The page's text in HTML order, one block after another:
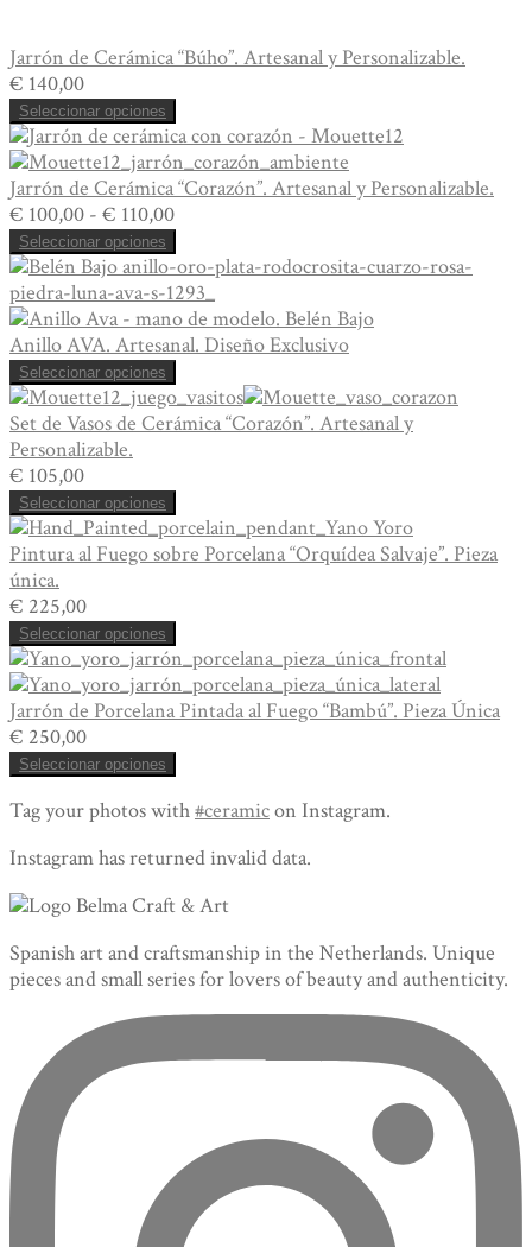
Jarrón de Cerámica “Búho”. Artesanal y Personalizable.
€ 140,00
Seleccionar opciones
Jarrón de Cerámica “Corazón”. Artesanal y Personalizable.
€ 100,00 - € 110,00Rango
de
precios:
desde
€ 100,00
hasta
€ 110,00
Seleccionar opciones
Anillo AVA. Artesanal. Diseño Exclusivo
Seleccionar opciones
Set de Vasos de Cerámica “Corazón”. Artesanal y
Personalizable.
€ 105,00
Seleccionar opciones
Pintura al Fuego sobre Porcelana “Orquídea Salvaje”. Pieza
única.
€ 225,00
Seleccionar opciones
Jarrón de Porcelana Pintada al Fuego “Bambú”. Pieza Única
€ 250,00
Seleccionar opciones
Tag your photos with#ceramicon Instagram.
Instagram has returned invalid data.
Spanish art and craftsmanship in the Netherlands. Unique
pieces and small series for lovers of beauty and authenticity.